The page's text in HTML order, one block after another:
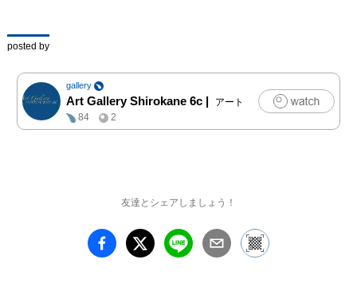
posted by
gallery
Art Gallery Shirokane 6c |
アート
84
2
友達とシェアしましょう！